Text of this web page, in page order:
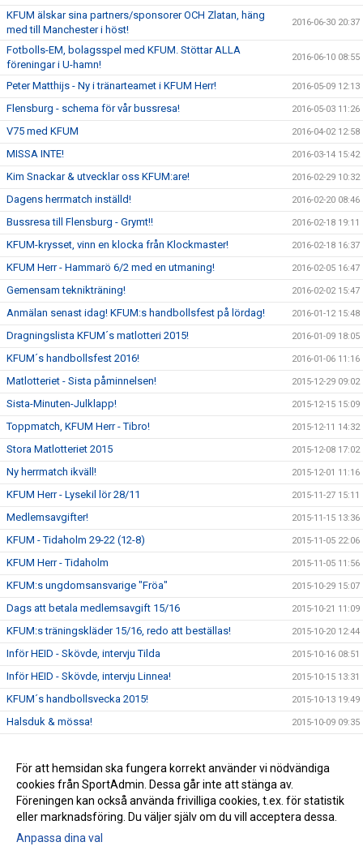
KFUM älskar sina partners/sponsorer OCH Zlatan, häng
med till Manchester i höst!
2016-06-30 20:37
Fotbolls-EM, bolagsspel med KFUM. Stöttar ALLA
föreningar i U-hamn!
2016-06-10 08:55
Peter Matthijs - Ny i tränarteamet i KFUM Herr! 2016-05-09 12:13
Flensburg - schema för vår bussresa! 2016-05-03 11:26
V75 med KFUM 2016-04-02 12:58
MISSA INTE! 2016-03-14 15:42
Kim Snackar & utvecklar oss KFUM:are! 2016-02-29 10:32
Dagens herrmatch inställd! 2016-02-20 08:46
Bussresa till Flensburg - Grymt!! 2016-02-18 19:11
KFUM-krysset, vinn en klocka från Klockmaster! 2016-02-18 16:37
KFUM Herr - Hammarö 6/2 med en utmaning! 2016-02-05 16:47
Gemensam teknikträning! 2016-02-02 15:47
Anmälan senast idag! KFUM:s handbollsfest på lördag! 2016-01-12 15:48
Dragningslista KFUM´s matlotteri 2015! 2016-01-09 18:05
KFUM´s handbollsfest 2016! 2016-01-06 11:16
Matlotteriet - Sista påminnelsen! 2015-12-29 09:02
Sista-Minuten-Julklapp! 2015-12-15 15:09
Toppmatch, KFUM Herr - Tibro! 2015-12-11 14:32
Stora Matlotteriet 2015 2015-12-08 17:02
Ny herrmatch ikväll! 2015-12-01 11:16
KFUM Herr - Lysekil lör 28/11 2015-11-27 15:11
Medlemsavgifter! 2015-11-15 13:36
KFUM - Tidaholm 29-22 (12-8) 2015-11-05 22:06
KFUM Herr - Tidaholm 2015-11-05 11:56
KFUM:s ungdomsansvarige "Fröa" 2015-10-29 15:07
Dags att betala medlemsavgift 15/16 2015-10-21 11:09
KFUM:s träningskläder 15/16, redo att beställas! 2015-10-20 12:44
Inför HEID - Skövde, intervju Tilda 2015-10-16 08:51
Inför HEID - Skövde, intervju Linnea! 2015-10-15 13:31
KFUM´s handbollsvecka 2015! 2015-10-13 19:49
Halsduk & mössa! 2015-10-09 09:35
Träningstider 15/16 2015-09-25 09:48
Nya hemsidan under uppbyggnad! 2015-09-16 00:37
För att hemsidan ska fungera korrekt använder vi nödvändiga
cookies från SportAdmin. Dessa går inte att stänga av.
Föreningen kan också använda frivilliga cookies, t.ex. för statistik
eller marknadsföring. Du väljer själv om du vill acceptera dessa.
Anpassa dina val